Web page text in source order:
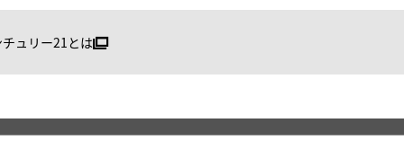
ュリー21とは